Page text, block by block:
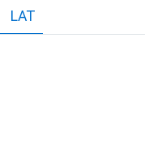
LAT